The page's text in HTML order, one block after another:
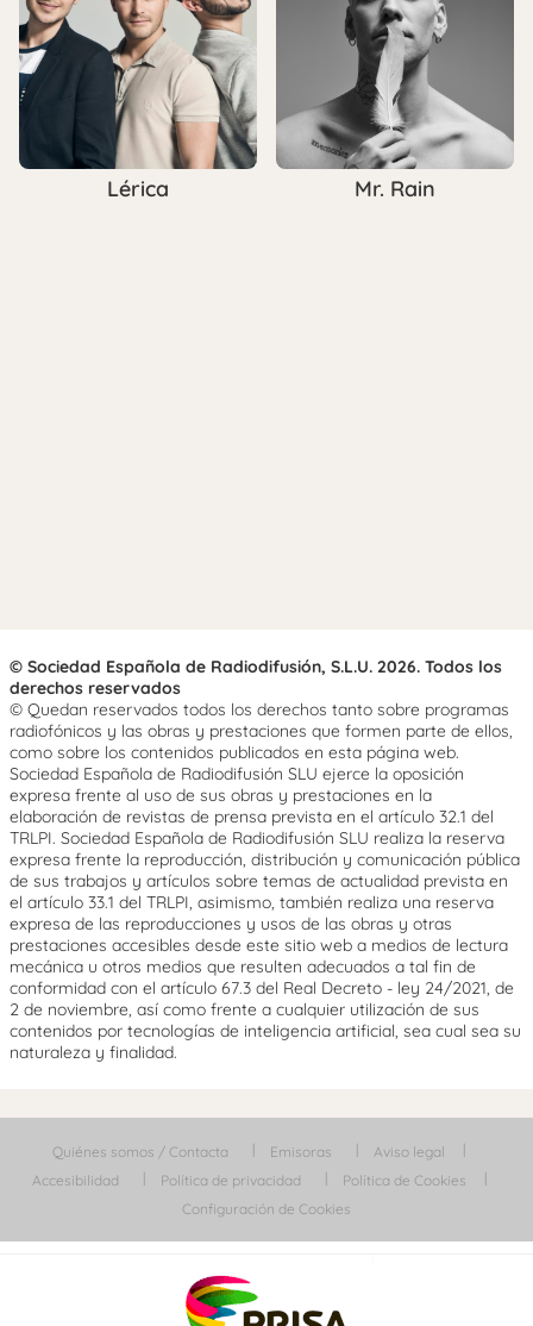
Lérica Mr. Rain
© Sociedad Española de Radiodifusión, S.L.U. 2026. Todos los
derechos reservados
© Quedan reservados todos los derechos tanto sobre programas
radiofónicos y las obras y prestaciones que formen parte de ellos,
como sobre los contenidos publicados en esta página web.
Sociedad Española de Radiodifusión SLU ejerce la oposición
expresa frente al uso de sus obras y prestaciones en la
elaboración de revistas de prensa prevista en el artículo 32.1 del
TRLPI. Sociedad Española de Radiodifusión SLU realiza la reserva
expresa frente la reproducción, distribución y comunicación pública
de sus trabajos y artículos sobre temas de actualidad prevista en
el artículo 33.1 del TRLPI, asimismo, también realiza una reserva
expresa de las reproducciones y usos de las obras y otras
prestaciones accesibles desde este sitio web a medios de lectura
mecánica u otros medios que resulten adecuados a tal fin de
conformidad con el artículo 67.3 del Real Decreto - ley 24/2021, de
2 de noviembre, así como frente a cualquier utilización de sus
contenidos por tecnologías de inteligencia artificial, sea cual sea su
naturaleza y finalidad.
Quiénes somos / Contacta Emisoras
Aviso legal
Accesibilidad
Política de privacidad
Política de Cookies
Configuración de Cookies